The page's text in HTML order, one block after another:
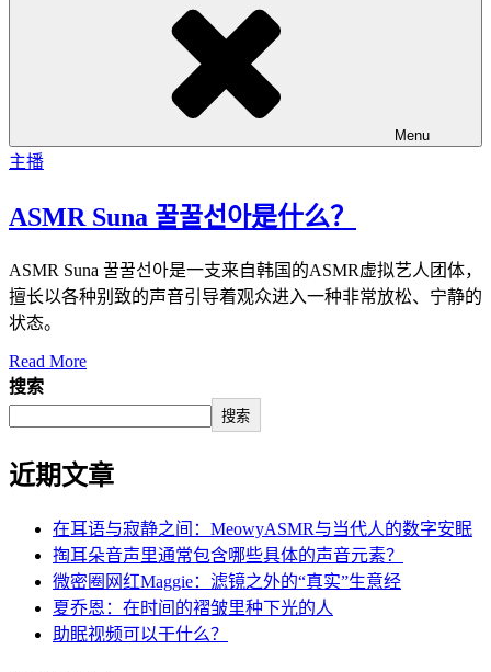
Menu
主播
ASMR Suna 꿀꿀선아是什么？
ASMR Suna 꿀꿀선아是一支来自韩国的ASMR虚拟艺人团体，
擅长以各种别致的声音引导着观众进入一种非常放松、宁静的
状态。
Read More
搜索
搜索
近期文章
在耳语与寂静之间：MeowyASMR与当代人的数字安眠
掏耳朵音声里通常包含哪些具体的声音元素？
微密圈网红Maggie：滤镜之外的“真实”生意经
夏乔恩：在时间的褶皱里种下光的人
助眠视频可以干什么？